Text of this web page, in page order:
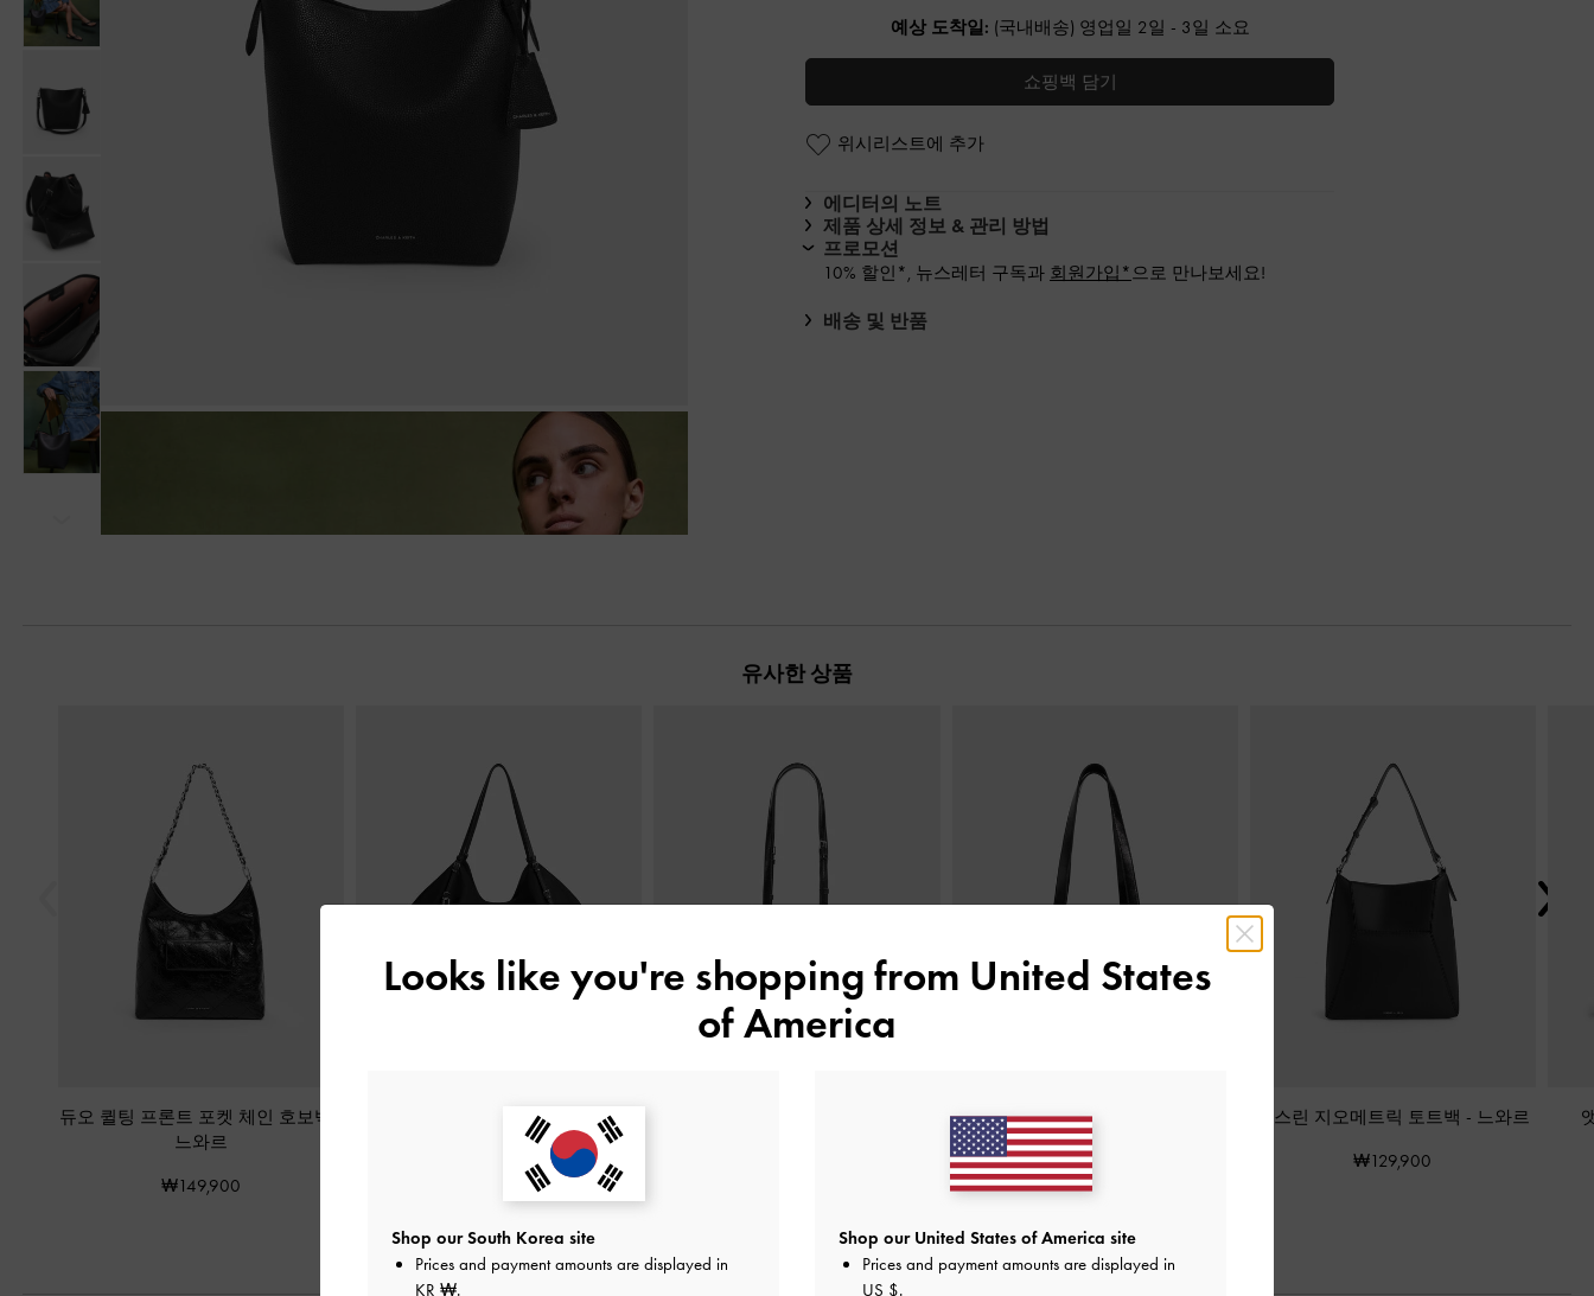
예상 도착일: (국내배송) 영업일 2일 - 3일 소요
쇼핑백 담기
위시리스트에 추가
에디터의 노트
제품 상세 정보 & 관리 방법
프로모션
10% 할인*, 뉴스레터 구독과 회원가입*으로 만나보세요!
배송 및 반품
유사한 상품
듀오 퀼팅 프론트 포켓 체인 호보백
느와르
₩149,900
레비 나일론 토트백- 느와르
₩129,900
타티아나 스터드 숄더백
₩139,900
나스린 지오메트릭 토트백 - 느와르
₩129,900
Looks like you're shopping from United States
of America
Shop our South Korea site
Prices and payment amounts are displayed in
KR ₩.
Shop our United States of America site
Prices and payment amounts are displayed in
US $.